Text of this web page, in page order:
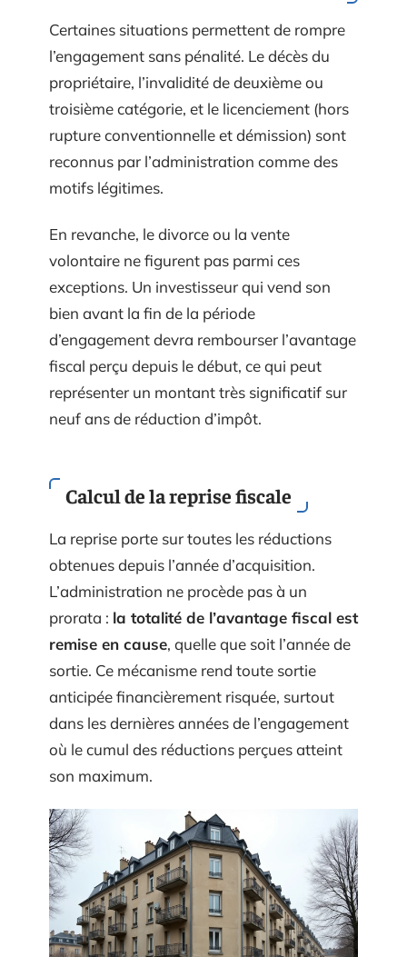
Certaines situations permettent de rompre
l’engagement sans pénalité. Le décès du
propriétaire, l’invalidité de deuxième ou
troisième catégorie, et le licenciement (hors
rupture conventionnelle et démission) sont
reconnus par l’administration comme des
motifs légitimes.
En revanche, le divorce ou la vente
volontaire ne figurent pas parmi ces
exceptions. Un investisseur qui vend son
bien avant la fin de la période
d’engagement devra rembourser l’avantage
fiscal perçu depuis le début, ce qui peut
représenter un montant très significatif sur
neuf ans de réduction d’impôt.
Calcul de la reprise fiscale
La reprise porte sur toutes les réductions
obtenues depuis l’année d’acquisition.
L’administration ne procède pas à un
prorata : la totalité de l’avantage fiscal est
remise en cause, quelle que soit l’année de
sortie. Ce mécanisme rend toute sortie
anticipée financièrement risquée, surtout
dans les dernières années de l’engagement
où le cumul des réductions perçues atteint
son maximum.